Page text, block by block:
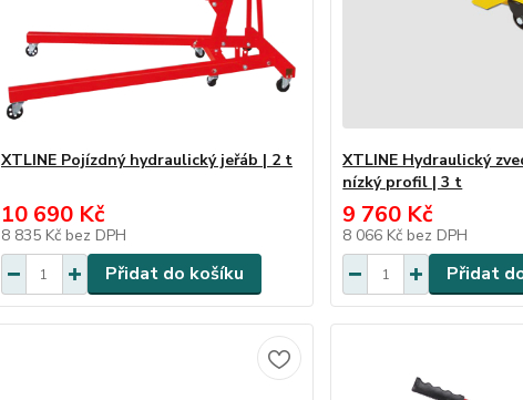
XTLINE Pojízdný hydraulický jeřáb | 2 t
10 690 Kč
8 835 Kč bez DPH
Přidat do košíku
XTLINE Hydraulický
nízký profil | 3 t
9 760 Kč
8 066 Kč bez DPH
Přidat